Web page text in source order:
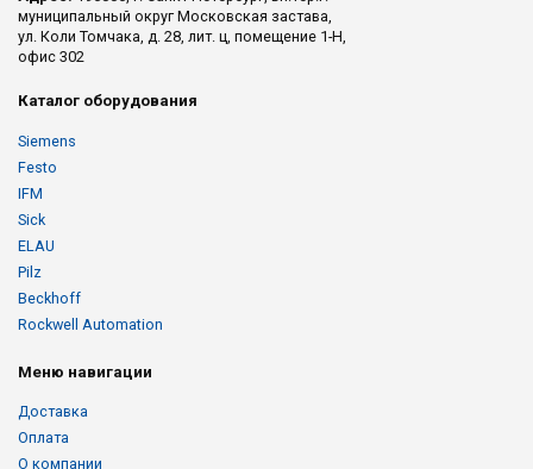
муниципальный округ Московская застава,
ул. Коли Томчака, д. 28, лит. ц, помещение 1-Н,
офис 302
Каталог оборудования
Siemens
Festo
IFM
Sick
ELAU
Pilz
Beckhoff
Rockwell Automation
Меню навигации
Доставка
Оплата
О компании